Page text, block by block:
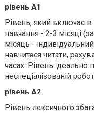
рівень А1
Рівень, який включає
навчання - 2-3 місяці
місяць -
навчитеся читати,
часах. Рівень ідеально
неспеціалізованій
рівень А2
Рівень лексичного